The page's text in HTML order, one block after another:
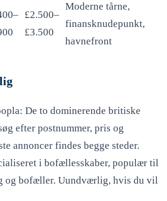
£2.500–
£3.500
Moderne tårne,
finansknudepunkt,
havnefront
De to dominerende britiske
efter postnummer, pris og
annoncer findes begge steder.
i bofællesskaber, populær til
og bofæller. Uundværlig, hvis du vil